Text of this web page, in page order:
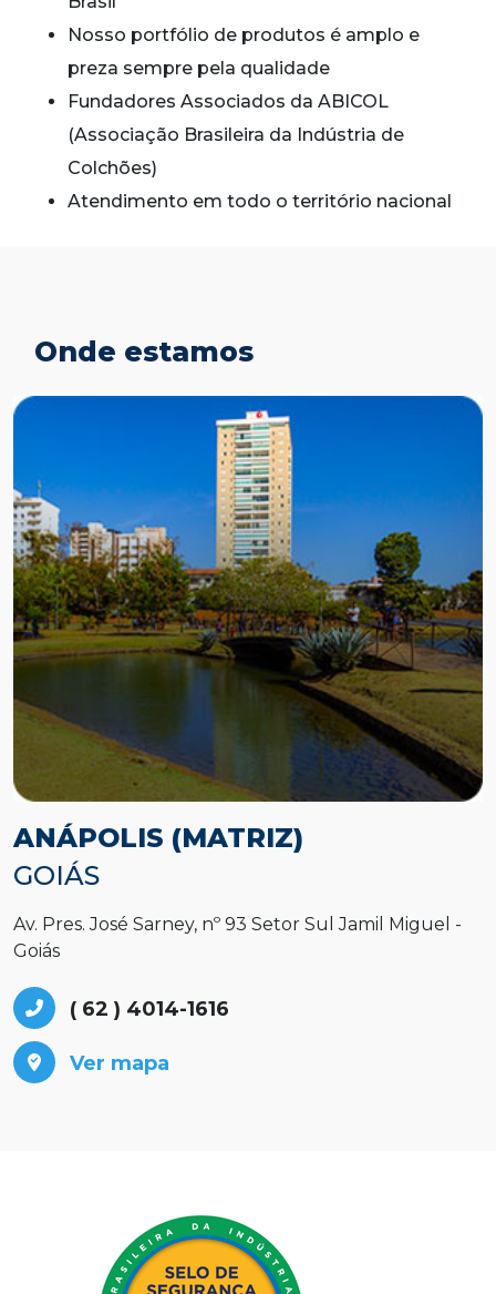
Nosso portfólio de produtos é amplo e
preza sempre pela qualidade
Fundadores Associados da ABICOL
(Associação Brasileira da Indústria de
Colchões)
Atendimento em todo o território nacional
Onde estamos
ANÁPOLIS (MATRIZ)
GOIÁS
Av. Pres. José Sarney, nº 93 Setor Sul Jamil Miguel -
Goiás
( 62 ) 4014-1616
Ver mapa